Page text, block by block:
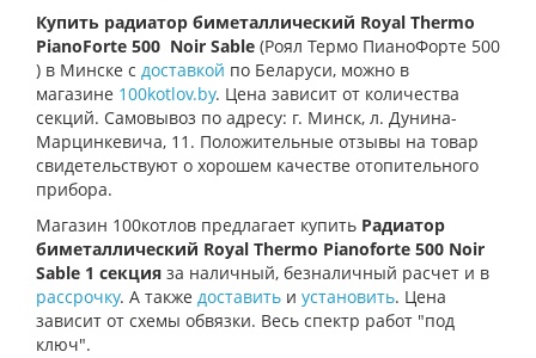
Купить радиатор биметаллический Royal Thermo
PianoForte 500 Noir Sable (Роял Термо ПианоФорте 500
) в Минске с доставкой по Беларуси, можно в
магазине 100kotlov.by. Цена зависит от количества
секций. Самовывоз по адресу: г. Минск, л. Дунина-
Марцинкевича, 11. Положительные отзывы на товар
свидетельствуют о хорошем качестве отопительного
прибора.
Магазин 100котлов предлагает купить Радиатор
биметаллический Royal Thermo Pianoforte 500 Noir
Sable 1 секция за наличный, безналичный расчет и в
рассрочку. А также доставить и установить. Цена
зависит от схемы обвязки. Весь спектр работ "под
ключ".